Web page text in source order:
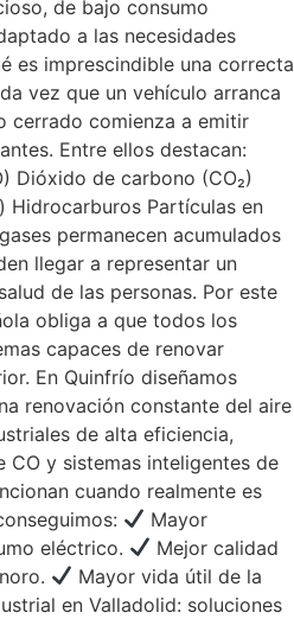
de bajo consumo
a las necesidades
es imprescindible una correcta
vez que un vehículo arranca
cerrado comienza a emitir
Entre ellos destacan:
Dióxido de carbono (CO₂)
Hidrocarburos Partículas en
permanecen acumulados
llegar a representar un
de las personas. Por este
obliga a que todos los
capaces de renovar
En Quinfrío diseñamos
renovación constante del aire
de alta eficiencia,
y sistemas inteligentes de
cuando realmente es
Mayor
eléctrico.
Mejor calidad
Mayor vida útil de la
en Valladolid: soluciones